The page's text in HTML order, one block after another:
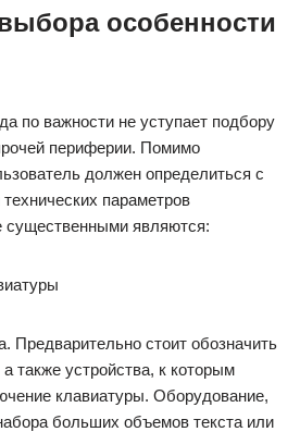
особенности
по важности не уступает подбору
периферии. Помимо
должен определиться с
параметров
существенными являются:
Предварительно стоит обозначить
а также устройства, к которым
клавиатуры. Оборудование,
больших объемов текста или